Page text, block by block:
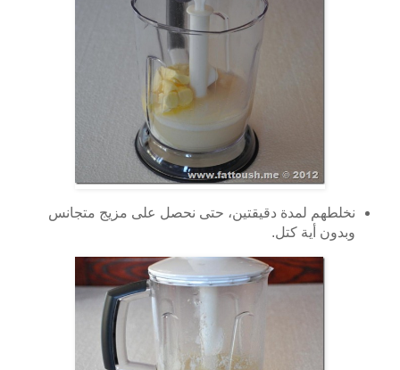
نخلطهم لمدة دقيقتين، حتى نحصل على مزيج متجانس
وبدون أية كتل.